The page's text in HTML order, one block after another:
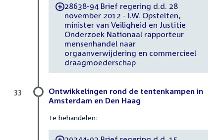
-28638-94 Brief regering d.d. 28
november 2012 - I.W. Opstelten,
minister van Veiligheid en Justitie
Onderzoek Nationaal rapporteur
mensenhandel naar
orgaanverwijdering en commercieel
draagmoederschap
Ontwikkelingen rond de tentenkampen in
Amsterdam en Den Haag
Te behandelen:
33